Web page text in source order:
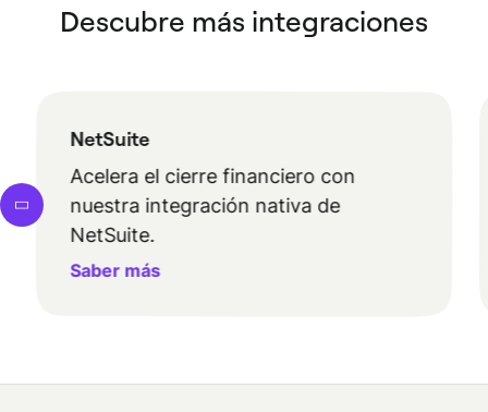
Descubre más integraciones
NetSuite
Acelera el cierre financiero con
nuestra integración nativa de
NetSuite.
Saber más